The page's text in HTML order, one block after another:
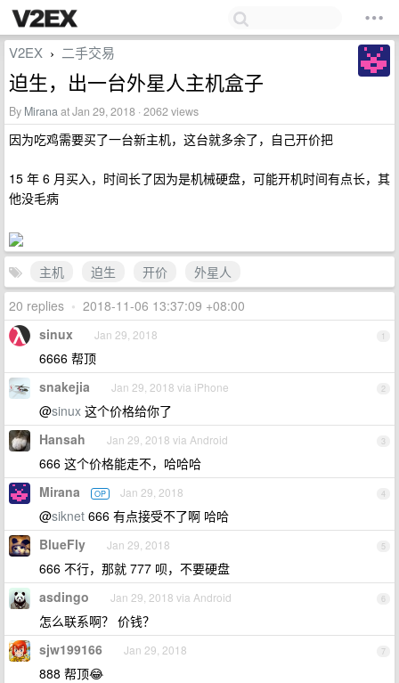
V2EX › 二手交易
迫生，出一台外星人主机盒子
By Miranaat Jan 29, 2018 · 2062 views
因为吃鸡需要买了一台新主机，这台就多余了，自己开价把
15 年 6 月买入，时间长了因为是机械硬盘，可能开机时间有点长，其
他没毛病
主机 迫生 开价
外星人
20 replies • 2018-11-06 13:37:09 +08:00
1
sinux Jan 29, 2018
6666 帮顶
2
snakejia Jan 29, 2018 via iPhone
@sinux 这个价格给你了
3
Hansah Jan 29, 2018 via Android
666 这个价格能走不，哈哈哈
4
Mirana OP Jan 29, 2018
@siknet 666 有点接受不了啊 哈哈
5
BlueFly Jan 29, 2018
666 不行，那就 777 呗，不要硬盘
6
asdingo Jan 29, 2018 via Android
怎么联系啊？ 价钱？
7
sjw199166 Jan 29, 2018
888 帮顶😂